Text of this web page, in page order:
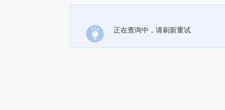
正在查询中，请刷新重试